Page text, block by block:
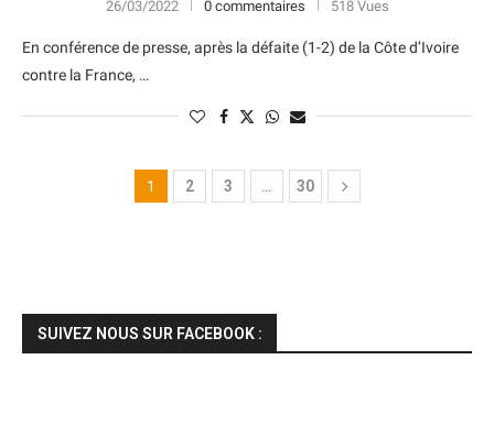
26/03/2022 0 commentaires 518 Vues
En conférence de presse, après la défaite (1-2) de la Côte d’Ivoire
contre la France, …
1 2 3 … 30
SUIVEZ NOUS SUR FACEBOOK :